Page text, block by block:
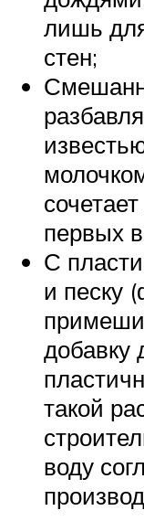
лишь
стен;
первых
С
и песку
добавку
такой
воду